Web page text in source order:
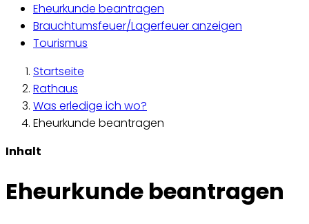
Eheurkunde beantragen
Brauchtumsfeuer/Lagerfeuer anzeigen
Tourismus
Startseite
Rathaus
Was erledige ich wo?
Eheurkunde beantragen
Inhalt
Eheurkunde beantragen